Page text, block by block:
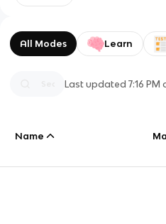
All Modes Learn
Last updated7:16 PM
Name